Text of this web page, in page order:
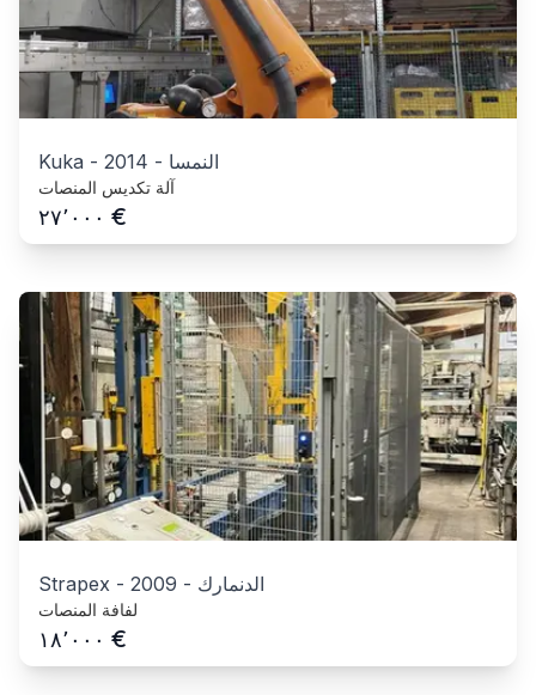
Kuka - 2014 - النمسا
آلة تكديس المنصات
٢٧٬٠٠٠ €
Strapex - 2009 - الدنمارك
لفافة المنصات
١٨٬٠٠٠ €